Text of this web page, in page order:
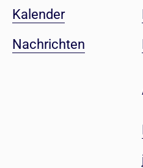
Kalender
Nachrichten